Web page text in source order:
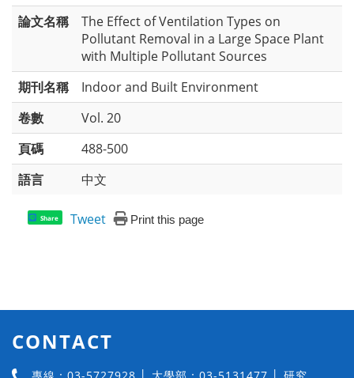
論文名稱
The Effect of Ventilation Types on
Pollutant Removal in a Large Space Plant
with Multiple Pollutant Sources
期刊名稱
Indoor and Built Environment
卷數
Vol. 20
頁碼
488-500
語言
中文
Share Tweet Print this page
CONTACT